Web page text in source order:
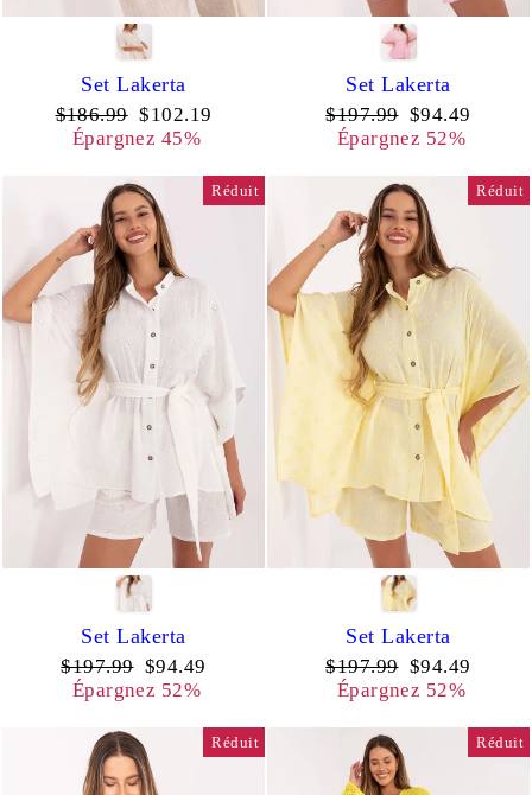
Set Lakerta
Prix
régulier
$186.99 Prix
réduit
$102.19
Épargnez 45%
Set Lakerta
Prix
régulier
$197.99 Prix
réduit
$94.49
Épargnez 52%
Réduit
Set Lakerta
Prix
régulier
$197.99 Prix
réduit
$94.49
Épargnez 52%
Réduit
Set Lakerta
Prix
régulier
$197.99 Prix
réduit
$94.49
Épargnez 52%
Réduit Réduit